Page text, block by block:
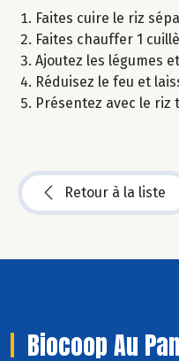
Faites cuire le riz
Faites chauffer 1
Ajoutez les légumes
Réduisez le feu et
Présentez avec le riz
Retour à la liste
Biocoop Au